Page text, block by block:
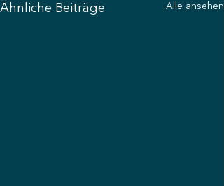
Ähnliche Beiträge Alle ansehen